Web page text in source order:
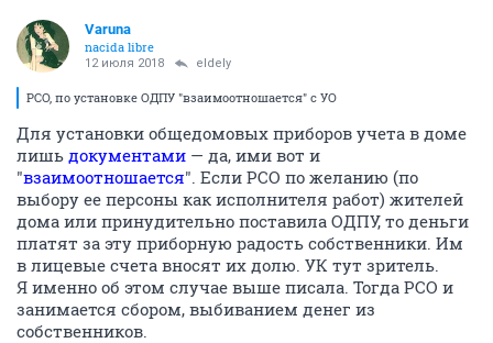
Varuna
nacida libre
12 июля 2018 eldely
РСО, по установке ОДПУ "взаимоотношается" с УО
Для установки общедомовых приборов учета в доме
лишь документами — да, ими вот и
"взаимоотношается". Если РСО по желанию (по
выбору ее персоны как исполнителя работ) жителей
дома или принудительно поставила ОДПУ, то деньги
платят за эту приборную радость собственники. Им
в лицевые счета вносят их долю. УК тут зритель.
Я именно об этом случае выше писала. Тогда РСО и
занимается сбором, выбиванием денег из
собственников.